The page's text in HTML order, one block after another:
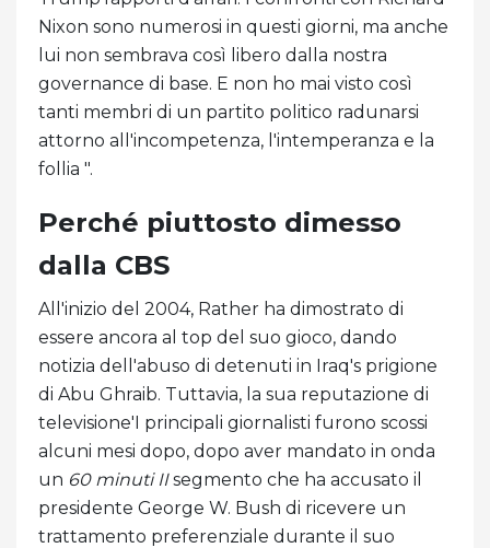
Nixon sono numerosi in questi giorni, ma anche
lui non sembrava così libero dalla nostra
governance di base. E non ho mai visto così
tanti membri di un partito politico radunarsi
attorno all'incompetenza, l'intemperanza e la
follia ".
Perché piuttosto dimesso
dalla CBS
All'inizio del 2004, Rather ha dimostrato di
essere ancora al top del suo gioco, dando
notizia dell'abuso di detenuti in Iraq's prigione
di Abu Ghraib. Tuttavia, la sua reputazione di
televisione'I principali giornalisti furono scossi
alcuni mesi dopo, dopo aver mandato in onda
un 60 minuti IIsegmento che ha accusato il
presidente George W. Bush di ricevere un
trattamento preferenziale durante il suo